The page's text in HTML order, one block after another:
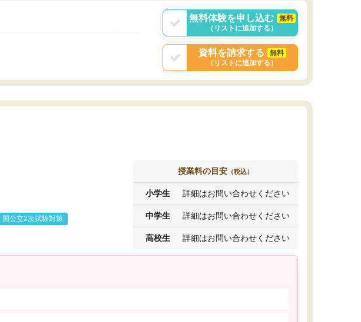
無料体験を申し込む
無料
（リストに追加する）
資料を請求する
無料
（リストに追加する）
国公立2次試験対策
授業料の目安 （税込）
小学生 詳細はお問い合わせください
中学生 詳細はお問い合わせください
高校生 詳細はお問い合わせください